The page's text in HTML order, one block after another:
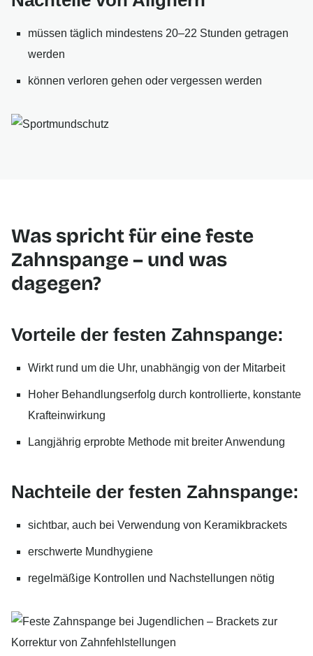
müssen täglich mindestens 20–22 Stunden getragen
werden
können verloren gehen oder vergessen werden
Was spricht für eine feste
Zahnspange – und was
dagegen?
Vorteile der festen Zahnspange:
Wirkt rund um die Uhr, unabhängig von der Mitarbeit
Hoher Behandlungserfolg durch kontrollierte, konstante
Krafteinwirkung
Langjährig erprobte Methode mit breiter Anwendung
Nachteile der festen Zahnspange:
sichtbar, auch bei Verwendung von Keramikbrackets
erschwerte Mundhygiene
regelmäßige Kontrollen und Nachstellungen nötig